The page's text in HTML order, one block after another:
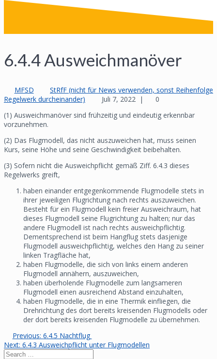
6.4.4 Ausweichmanöver
MFSD
StRfF (nicht für News verwenden, sonst Reihenfolge
Regelwerk durcheinander)
Juli 7, 2022|
0
(1) Ausweichmanöver sind frühzeitig und eindeutig erkennbar
vorzunehmen.
(2) Das Flugmodell, das nicht auszuweichen hat, muss seinen
Kurs, seine Höhe und seine Geschwindigkeit beibehalten.
(3) Sofern nicht die Ausweichpflicht gemäß Ziff. 6.4.3 dieses
Regelwerks greift,
haben einander entgegenkommende Flugmodelle stets in
ihrer jeweiligen Flugrichtung nach rechts auszuweichen.
Besteht für ein Flugmodell kein freier Ausweichraum, hat
dieses Flugmodell seine Flugrichtung zu halten; nur das
andere Flugmodell ist nach rechts ausweichpflichtig.
Dementsprechend ist beim Hangflug stets dasjenige
Flugmodell ausweichpflichtig, welches den Hang zu seiner
linken Tragfläche hat,
haben Flugmodelle, die sich von links einem anderen
Flugmodell annähern, auszuweichen,
haben überholende Flugmodelle zum langsameren
Flugmodell einen ausreichend Abstand einzuhalten,
haben Flugmodelle, die in eine Thermik einfliegen, die
Drehrichtung des dort bereits kreisenden Flugmodells oder
der dort bereits kreisenden Flugmodelle zu übernehmen.
Beitragsnavigation
Previous: Previous
post:
6.4.5 Nachtflug
Next: Next
post:
6.4.3 Ausweichpflicht unter Flugmodellen
Search